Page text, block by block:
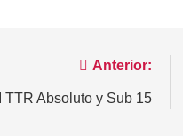
Anterior:
Absoluto y Sub 15